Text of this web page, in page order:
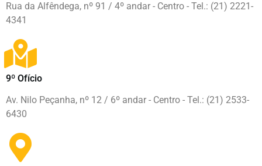
Rua da Alfêndega, nº 91 / 4º andar - Centro - Tel.: (21) 2221-
4341
9º Ofício
Av. Nilo Peçanha, nº 12 / 6º andar - Centro - Tel.: (21) 2533-
6430